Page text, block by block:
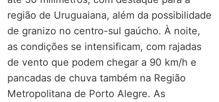
região de Uruguaiana, além da possibilidade
de granizo no centro-sul gaúcho. À noite,
as condições se intensificam, com rajadas
de vento que podem chegar a 90 km/h e
pancadas de chuva também na Região
Metropolitana de Porto Alegre. As